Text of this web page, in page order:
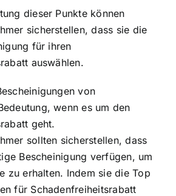
dieser Punkte können
sicherstellen, dass sie die
für ihren
auswählen.
von
wenn es um den
geht.
sollten sicherstellen, dass
Bescheinigung verfügen, um
zu erhalten. Indem sie die Top
für Schadenfreiheitsrabatt